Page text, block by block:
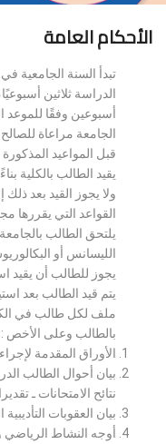
الأحكام العامة
تبدأ السنة الجامعية
الدراسة ثلاثين
أسبوعين وفقًا
الجامعة مراعاة للصالح
قبل المواعيد المذكورة
يقيد الطالب بالكلية
ولا يجوز القيد بعد
القواعد التي يقررها
يلتحق الطالب
الليسانس أو
يجوز للطالب أن يقيد
يتم قيد الطالب بعد
ملف لكل طالب في
بالطالب وعلى الأخص :
الأوراق المقدمة لإجراء
بيان أحوال الطالب
نتائح الامتحانات ـ
بيان العقوبات
أوجه النشاط الرياضي